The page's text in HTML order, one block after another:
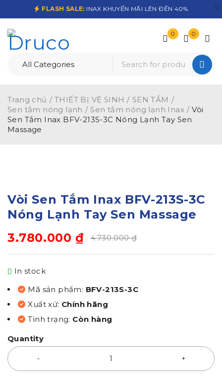
FLASH SALE: INAX KHUYẾN MÃI LÊN ĐẾN 40%
0 0
Trang chủ / THIẾT BỊ VỆ SINH / SEN TẮM /
Sen tắm nóng lạnh / Sen tắm nóng lạnh Inax / Vòi
Sen Tắm Inax BFV-213S-3C Nóng Lạnh Tay Sen
Massage
Vòi Sen Tắm Inax BFV-213S-3C
Nóng Lạnh Tay Sen Massage
4.730.000₫
3.780.000 ₫
In stock
Mã sản phẩm: BFV-213S-3C
Xuất xứ: Chính hãng
Tình trạng: Còn hàng
Quantity